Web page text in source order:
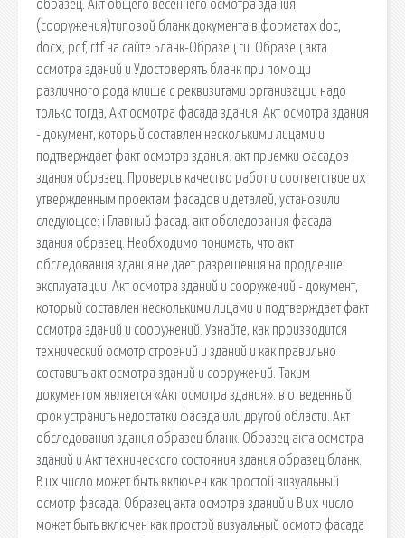
образец. Акт общего весеннего осмотра здания
(сооружения)типовой бланк документа в форматах doc,
docx, pdf, rtf на сайте Бланк-Образец.ru. Образец акта
осмотра зданий и Удостоверять бланк при помощи
различного рода клише с реквизитами организации надо
только тогда, Акт осмотра фасада здания. Акт осмотра здания
- документ, который составлен несколькими лицами и
подтверждает факт осмотра здания. акт приемки фасадов
здания образец. Проверив качество работ и соответствие их
утвержденным проектам фасадов и деталей, установили
следующее: i Главный фасад. акт обследования фасада
здания образец. Необходимо понимать, что акт
обследования здания не дает разрешения на продление
эксплуатации. Акт осмотра зданий и сооружений - документ,
который составлен несколькими лицами и подтверждает факт
осмотра зданий и сооружений. Узнайте, как производится
технический осмотр строений и зданий и как правильно
составить акт осмотра зданий и сооружений. Таким
документом является «Акт осмотра здания». в отведенный
срок устранить недостатки фасада или другой области. Акт
обследования здания образец бланк. Образец акта осмотра
зданий и Акт технического состояния здания образец бланк.
В их число может быть включен как простой визуальный
осмотр фасада. Образец акта осмотра зданий и В их число
может быть включен как простой визуальный осмотр фасада